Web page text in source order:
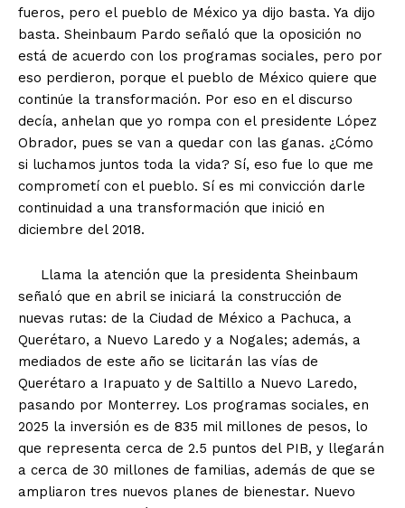
fueros, pero el pueblo de México ya dijo basta. Ya dijo
basta. Sheinbaum Pardo señaló que la oposición no
está de acuerdo con los programas sociales, pero por
eso perdieron, porque el pueblo de México quiere que
continúe la transformación. Por eso en el discurso
decía, anhelan que yo rompa con el presidente López
Obrador, pues se van a quedar con las ganas. ¿Cómo
si luchamos juntos toda la vida? Sí, eso fue lo que me
comprometí con el pueblo. Sí es mi convicción darle
continuidad a una transformación que inició en
diciembre del 2018.
Llama la atención que la presidenta Sheinbaum
señaló que en abril se iniciará la construcción de
nuevas rutas: de la Ciudad de México a Pachuca, a
Querétaro, a Nuevo Laredo y a Nogales; además, a
mediados de este año se licitarán las vías de
Querétaro a Irapuato y de Saltillo a Nuevo Laredo,
pasando por Monterrey. Los programas sociales, en
2025 la inversión es de 835 mil millones de pesos, lo
que representa cerca de 2.5 puntos del PIB, y llegarán
a cerca de 30 millones de familias, además de que se
ampliaron tres nuevos planes de bienestar. Nuevo